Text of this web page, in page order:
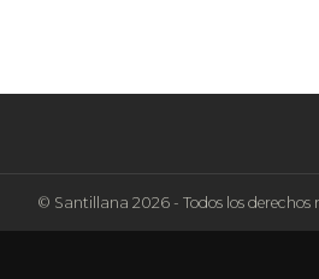
© Santillana 2026 - Todos los derechos